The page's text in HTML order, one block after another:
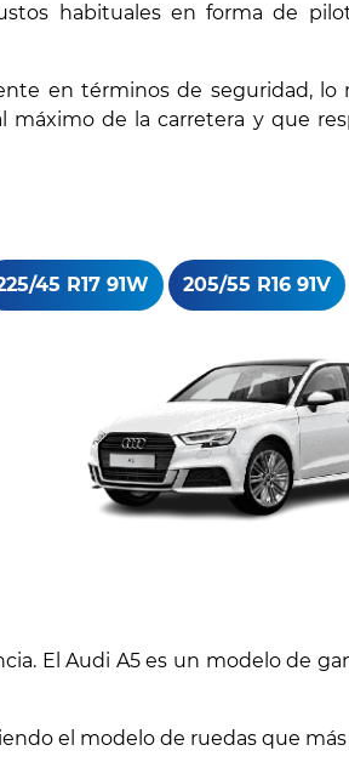
habituales en forma de
en términos de seguridad,
de la carretera y que
45 R17 91W 205/55 R16 91V
El Audi A5 es un modelo de
el modelo de ruedas que